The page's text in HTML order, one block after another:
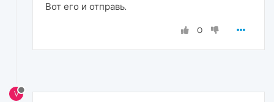
Вот его и отправь.
0
V